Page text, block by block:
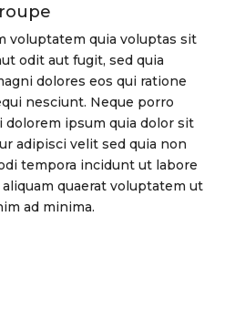
voluptatem quia voluptas sit
odit aut fugit, sed quia
dolores eos qui ratione
nesciunt. Neque porro
dolorem ipsum quia dolor sit
adipisci velit sed quia non
tempora incidunt ut labore
quaerat voluptatem ut
ad minima.